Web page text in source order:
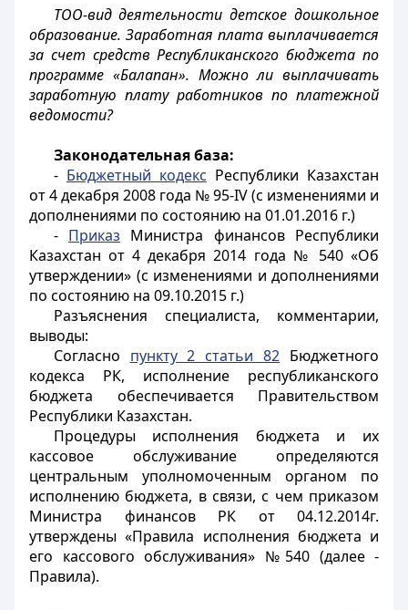
ТОО-вид деятельности детское дошкольное
образование. Заработная плата выплачивается
за счет средств Республиканского бюджета по
программе «Балапан». Можно ли выплачивать
заработную плату работников по платежной
ведомости?
Законодательная база:
- Бюджетный кодекс Республики Казахстан
от 4 декабря 2008 года № 95-IV (с изменениями и
дополнениями по состоянию на 01.01.2016 г.)
- Приказ Министра финансов Республики
Казахстан от 4 декабря 2014 года № 540 «Об
утверждении» (с изменениями и дополнениями
по состоянию на 09.10.2015 г.)
Разъяснения специалиста, комментарии,
выводы:
Согласно пункту 2 статьи 82 Бюджетного
кодекса РК, исполнение республиканского
бюджета обеспечивается Правительством
Республики Казахстан.
Процедуры исполнения бюджета и их
кассовое обслуживание определяются
центральным уполномоченным органом по
исполнению бюджета, в связи, с чем приказом
Министра финансов РК от 04.12.2014г.
утверждены «Правила исполнения бюджета и
его кассового обслуживания» №540 (далее -
Правила).